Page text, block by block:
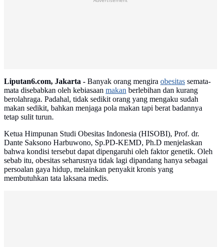
Liputan6.com, Jakarta - Banyak orang mengira obesitas semata-
mata disebabkan oleh kebiasaan makan berlebihan dan kurang
berolahraga. Padahal, tidak sedikit orang yang mengaku sudah
makan sedikit, bahkan menjaga pola makan tapi berat badannya
tetap sulit turun.
Ketua Himpunan Studi Obesitas Indonesia (HISOBI), Prof. dr.
Dante Saksono Harbuwono, Sp.PD-KEMD, Ph.D menjelaskan
bahwa kondisi tersebut dapat dipengaruhi oleh faktor genetik. Oleh
sebab itu, obesitas seharusnya tidak lagi dipandang hanya sebagai
persoalan gaya hidup, melainkan penyakit kronis yang
membutuhkan tata laksana medis.